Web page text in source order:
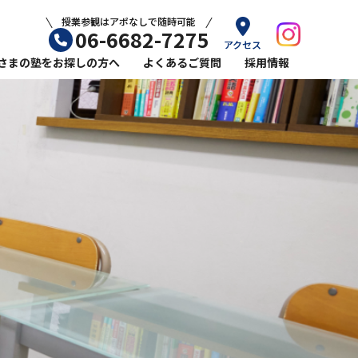
授業参観はアポなしで随時可能
06-6682-7275 アクセス
まの塾をお探しの方へ
林教室の小学生コース
平林教室の英語指導
ない学習塾の選び方
るおすすめの時期
よくあるご質問 採用情報